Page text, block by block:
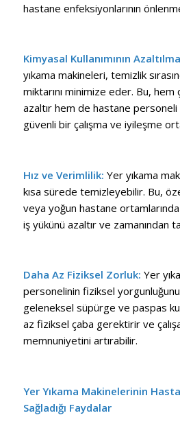
hastane enfeksiyonlarının
Kimyasal Kullanımının
yıkama makineleri, temizlik
miktarını minimize eder. Bu,
azaltır hem de hastane
güvenli bir çalışma ve iyileşme
Hız ve Verimlilik: Yer yıkama
kısa sürede temizleyebilir. Bu,
veya yoğun hastane
iş yükünü azaltır ve zamanından
Daha Az Fiziksel Zorluk: Yer
personelinin fiziksel
geleneksel süpürge ve paspas
az fiziksel çaba gerektirir ve
memnuniyetini artırabilir.
Yer Yıkama Makinelerinin
Sağladığı Faydalar